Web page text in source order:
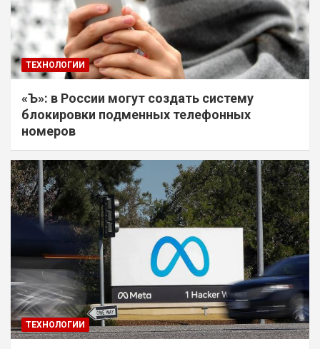
ТЕХНОЛОГИИ
«Ъ»: в России могут создать систему
блокировки подменных телефонных
номеров
ТЕХНОЛОГИИ